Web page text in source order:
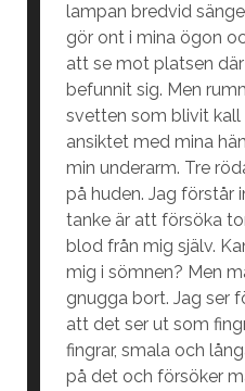
lampan bredvid
gör ont i mina ögon
att se mot platsen
befunnit sig. Men
svetten som blivit kall
ansiktet med mina
min underarm. Tre
på huden. Jag förstår
tanke är att försöka
blod från mig själv.
mig i sömnen? Men
gnugga bort. Jag ser
att det ser ut som
fingrar, smala och
på det och försöker